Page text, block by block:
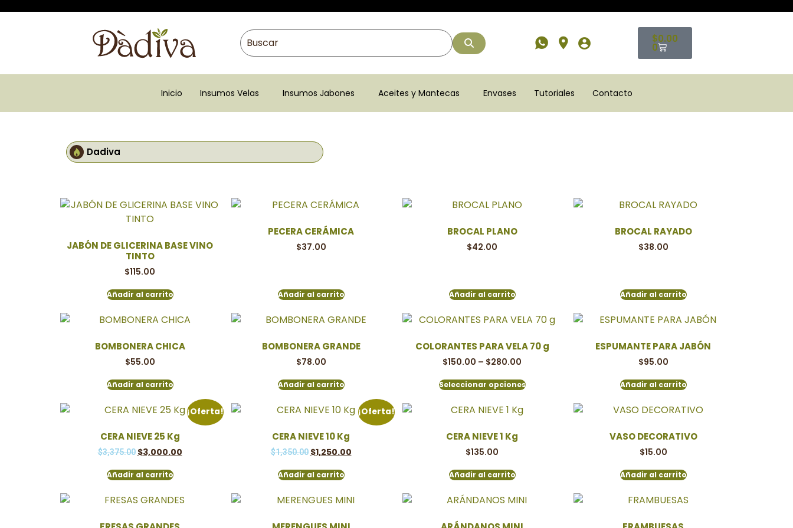
$0.00
0
Inicio Insumos Velas Insumos Jabones Aceites y Mantecas Envases Tutoriales Contacto
Dadiva
JABÓN DE GLICERINA BASE VINO
TINTO
$115.00
Añadir al carrito
PECERA CERÁMICA
$37.00
Añadir al carrito
BROCAL PLANO
$42.00
Añadir al carrito
BROCAL RAYADO
$38.00
Añadir al carrito
BOMBONERA CHICA
$55.00
Añadir al carrito
BOMBONERA GRANDE
$78.00
Añadir al carrito
COLORANTES PARA VELA 70 g
$150.00 – $280.00
Seleccionar opciones
ESPUMANTE PARA JABÓN
$95.00
Añadir al carrito
¡Oferta!
CERA NIEVE 25 Kg
$3,375.00 $3,000.00
Añadir al carrito
¡Oferta!
CERA NIEVE 10 Kg
$1,350.00 $1,250.00
Añadir al carrito
CERA NIEVE 1 Kg
$135.00
Añadir al carrito
VASO DECORATIVO
$15.00
Añadir al carrito